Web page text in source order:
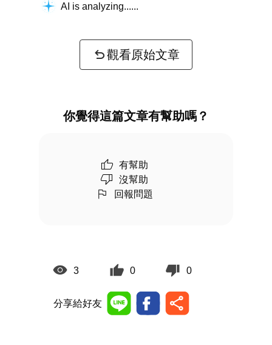
AI is analyzing...
觀看原始文章
你覺得這篇文章有幫助嗎？
有幫助
沒幫助
回報問題
3 0 0
分享給好友